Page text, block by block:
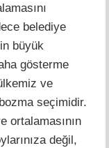
belediye
büyük
gösterme
ve
seçimidir.
ortalamasının
değil,